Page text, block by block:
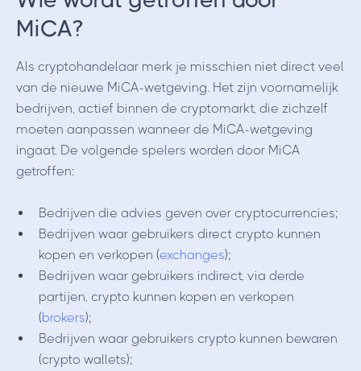
MiCA?
Als cryptohandelaar merk je misschien niet direct veel
van de nieuwe MiCA-wetgeving. Het zijn voornamelijk
bedrijven, actief binnen de cryptomarkt, die zichzelf
moeten aanpassen wanneer de MiCA-wetgeving
ingaat. De volgende spelers worden door MiCA
getroffen:
Bedrijven die advies geven over cryptocurrencies;
Bedrijven waar gebruikers direct crypto kunnen
kopen en verkopen (exchanges);
Bedrijven waar gebruikers indirect, via derde
partijen, crypto kunnen kopen en verkopen
(brokers);
Bedrijven waar gebruikers crypto kunnen bewaren
(crypto wallets);